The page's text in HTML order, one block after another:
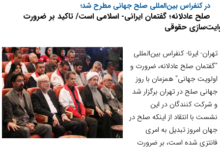
در کنفراس بین‌المللی صلح جهانی مطرح شد؛
صلح عادلانه؛ گفتمان ایرانی- اسلامی است/ تاکید بر ضرورت
حقوقی
ایرنا- کنفراس بین‌المللی
صلح عادلانه، ضرورت و
جهانی" همزمان با روز
صلح در تهران برگزار شد
کنندگان در این
با انتقاد از اینکه صلح در
امروز تبدیل به امری
شده است، بر ضرورت